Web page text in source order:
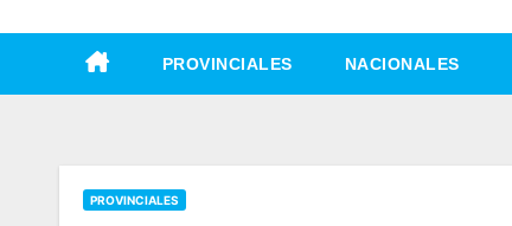
PROVINCIALES NACIONALES
PROVINCIALES